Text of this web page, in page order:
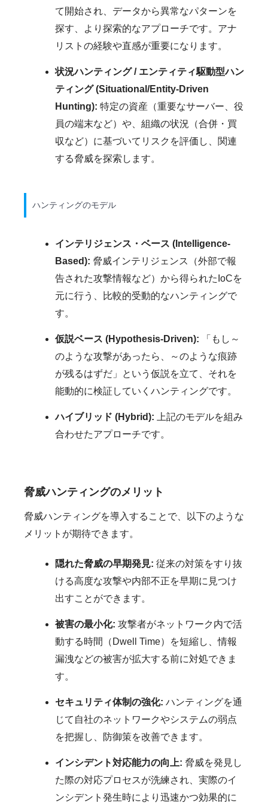
て開始され、データから異常なパターンを
探す、より探索的なアプローチです。アナ
リストの経験や直感が重要になります。
状況ハンティング / エンティティ駆動型ハン
ティング (Situational/Entity-Driven
Hunting): 特定の資産（重要なサーバー、役
員の端末など）や、組織の状況（合併・買
収など）に基づいてリスクを評価し、関連
する脅威を探索します。
ハンティングのモデル
インテリジェンス・ベース (Intelligence-
Based): 脅威インテリジェンス（外部で報
告された攻撃情報など）から得られたIoCを
元に行う、比較的受動的なハンティングで
す。
仮説ベース (Hypothesis-Driven): 「もし～
のような攻撃があったら、～のような痕跡
が残るはずだ」という仮説を立て、それを
能動的に検証していくハンティングです。
ハイブリッド (Hybrid): 上記のモデルを組み
合わせたアプローチです。
脅威ハンティングのメリット
脅威ハンティングを導入することで、以下のような
メリットが期待できます。
隠れた脅威の早期発見: 従来の対策をすり抜
ける高度な攻撃や内部不正を早期に見つけ
出すことができます。
被害の最小化: 攻撃者がネットワーク内で活
動する時間（Dwell Time）を短縮し、情報
漏洩などの被害が拡大する前に対処できま
す。
セキュリティ体制の強化: ハンティングを通
じて自社のネットワークやシステムの弱点
を把握し、防御策を改善できます。
インシデント対応能力の向上: 脅威を発見し
た際の対応プロセスが洗練され、実際のイ
ンシデント発生時により迅速かつ効果的に